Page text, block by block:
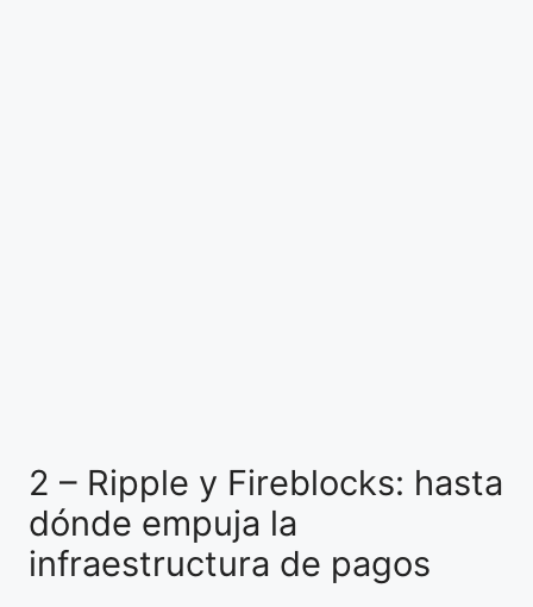
2 – Ripple y Fireblocks: hasta
dónde empuja la
infraestructura de pagos